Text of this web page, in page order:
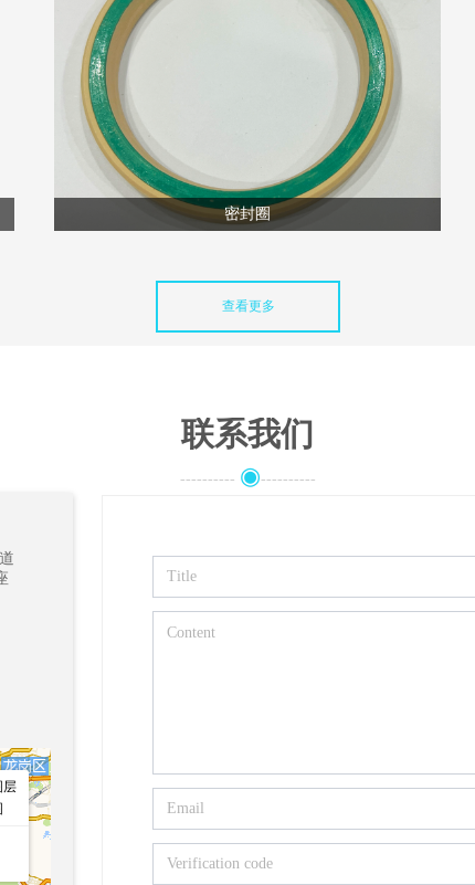
查看更多
密封圈
联系我们
---------- ◉----------